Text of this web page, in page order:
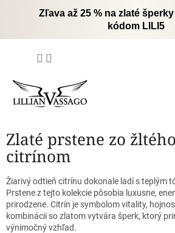
Zľava až 25 % na zlaté
kódom LILI5
Zlaté prstene zo
citrínom
Žiarivý odtieň citrínu dokonale ladí s teplým
Prstene z tejto kolekcie pôsobia luxusne,
prirodzene. Citrín je symbolom vitality,
kombinácii so zlatom vytvára šperk, ktorý
výnimočný vzhľad.